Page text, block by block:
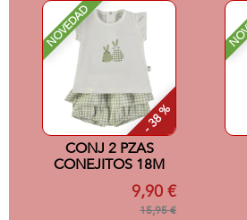
NOVEDAD
- 38 %
CONJ 2 PZAS
CONEJITOS 18M
9,90 €
15,95 €